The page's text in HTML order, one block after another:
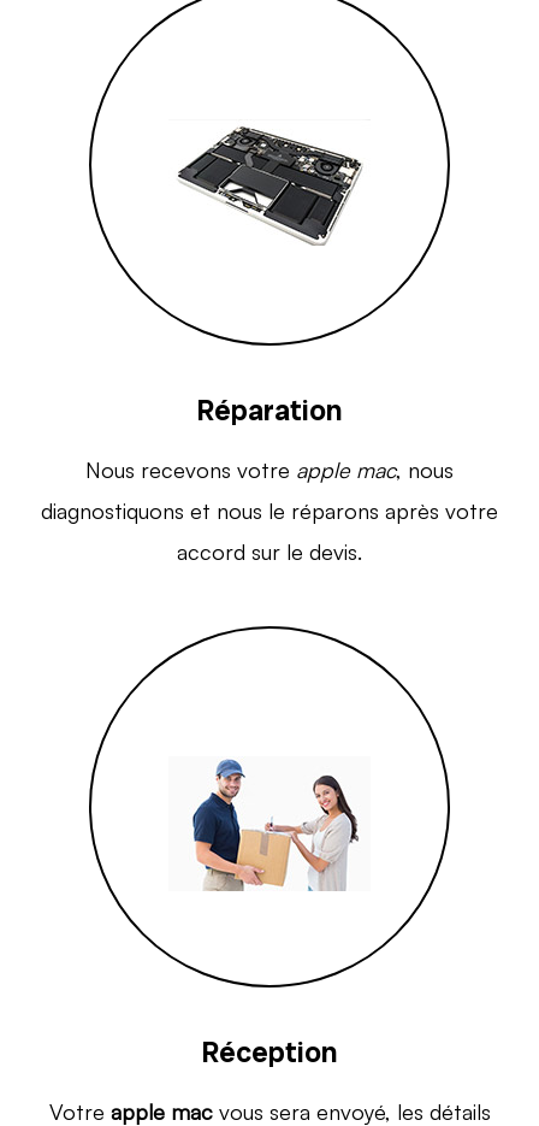
Réparation
Nous recevons votre apple mac, nous
diagnostiquons et nous le réparons après votre
accord sur le devis.
Réception
Votre apple macvous sera envoyé, les détails